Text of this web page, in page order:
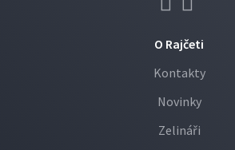
O Rajčeti
Kontakty
Novinky
Zelináři